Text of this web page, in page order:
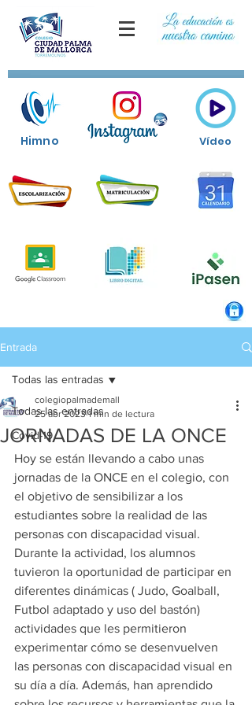
Himno Vídeo
Entrada
Todas las entradas
Covid-19
Todas las entradas
JORNADAS DE LA ONCE
colegiopalmademall
25 abr 2023 1 min de lectura
Hoy se están llevando a cabo unas
jornadas de la ONCE en el colegio, con
el objetivo de sensibilizar a los
estudiantes sobre la realidad de las
personas con discapacidad visual.
Durante la actividad, los alumnos
tuvieron la oportunidad de participar en
diferentes dinámicas ( Judo, Goalball,
Futbol adaptado y uso del bastón)
actividades que les permitieron
experimentar cómo se desenvuelven
las personas con discapacidad visual en
su día a día. Además, han aprendido